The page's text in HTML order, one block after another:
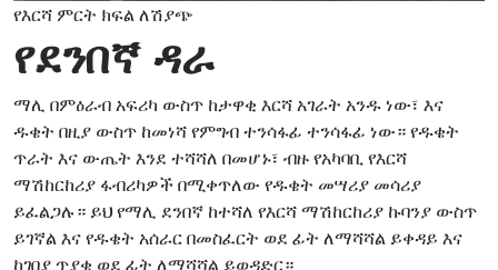
የእርሻ ምርት ክፍል ለሽያጭ
የደንበኛ ዳራ
ማሊ በምዕራብ አፍሪካ ውስጥ ከታዋቂ እርሻ አገራት አንዱ ነው፣ እና
ዱቄት በዚያ ውስጥ ከመነሻ የምግብ ተንሳፋፊ ተንሳፋፊ ነው። የዱቄት
ጥራት እና ውጤት እንደ ተሻሻለ በመሆኑ፣ ብዙ የአካባቢ የእርሻ
ማሽከርከሪያ ፋብሪካዎች በሚቀጥለው የዱቄት መሣሪያ መሳሪያ
ይፈልጋሉ። ይህ የማሊ ደንበኛ ከተሻለ የእርሻ ማሽከርከሪያ ኩባንያ ውስጥ
ይገኛል እና የዱቄት አሰራር በመስፈርት ወደ ፊት ለማሻሻል ይቀዳይ እና
ከገበያ ጥያቄ ወደ ፊት ለማሻሻል ይወዳድር።